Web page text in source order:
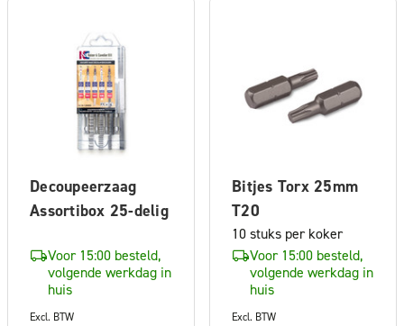
Decoupeerzaag
Assortibox 25-delig
Voor 15:00 besteld,
volgende werkdag in
huis
Excl. BTW
Bitjes Torx 25mm
T20
10 stuks per koker
Voor 15:00 besteld,
volgende werkdag in
huis
Excl. BTW